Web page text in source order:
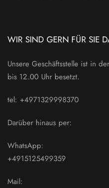
WIR SIND GERN FÜR SIE
Unsere Geschäftsstelle ist in
bis 12.00 Uhr besetzt.
tel: +4971329998370
Darüber hinaus per:
WhatsApp:
+4915125499359
Mail: